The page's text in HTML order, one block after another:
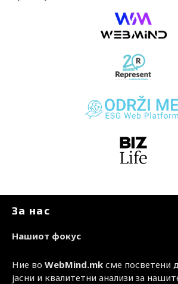
За нас
Нашиот фокус
Ние во WebMind.mk сме посветени
јасни и квалитетни анализи за